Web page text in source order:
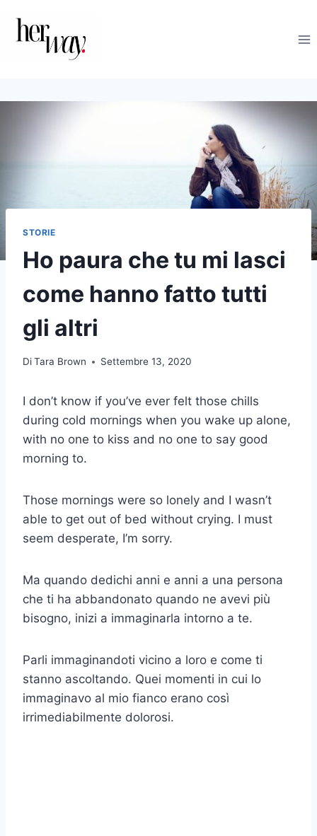
contenuto
STORIE
Ho paura che tu mi lasci
come hanno fatto tutti
gli altri
DiTara Brown Settembre 13, 2020
I don’t know if you’ve ever felt those chills
during cold mornings when you wake up alone,
with no one to kiss and no one to say good
morning to.
Those mornings were so lonely and I wasn’t
able to get out of bed without crying. I must
seem desperate, I’m sorry.
Ma quando dedichi anni e anni a una persona
che ti ha abbandonato quando ne avevi più
bisogno, inizi a immaginarla intorno a te.
Parli immaginandoti vicino a loro e come ti
stanno ascoltando. Quei momenti in cui lo
immaginavo al mio fianco erano così
irrimediabilmente dolorosi.